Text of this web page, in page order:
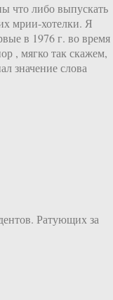
что либо выпускать
мрии-хотелки. Я
в 1976 г. во время
, мягко так скажем,
значение слова
Ратующих за